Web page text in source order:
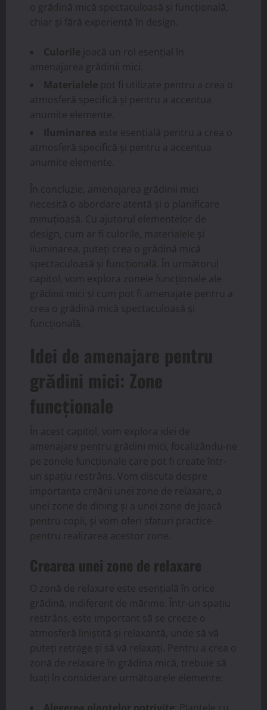
o grădină mică spectaculoasă și funcțională,
chiar și fără experiență în design.
Culorile joacă un rol esențial în
amenajarea grădinii mici.
Materialele pot fi utilizate pentru a crea o
atmosferă specifică și pentru a accentua
anumite elemente.
Iluminarea este esențială pentru a crea o
atmosferă specifică și pentru a accentua
anumite elemente.
În concluzie, amenajarea grădinii mici
necesită o abordare atentă și o planificare
minuțioasă. Cu ajutorul elementelor de
design, cum ar fi culorile, materialele și
iluminarea, puteți crea o grădină mică
spectaculoasă și funcțională. În următorul
capitol, vom explora zonele funcționale ale
grădinii mici și cum pot fi amenajate pentru a
crea o grădină mică spectaculoasă și
funcțională.
Idei de amenajare pentru
grădini mici: Zone
funcționale
În acest capitol, vom explora idei de
amenajare pentru grădini mici, focalizându-ne
pe zonele funcționale care pot fi create într-
un spațiu restrâns. Vom discuta despre
importanța creării unei zone de relaxare, a
unei zone de dining și a unei zone de joacă
pentru copii, și vom oferi sfaturi practice
pentru realizarea acestor zone.
Crearea unei zone de relaxare
O zonă de relaxare este esențială în orice
grădină, indiferent de mărime. Într-un spațiu
restrâns, este important să se creeze o
atmosferă liniștită și relaxantă, unde să vă
puteți retrage și să vă relaxați. Pentru a crea o
zonă de relaxare în grădina mică, trebuie să
luați în considerare următoarele elemente: